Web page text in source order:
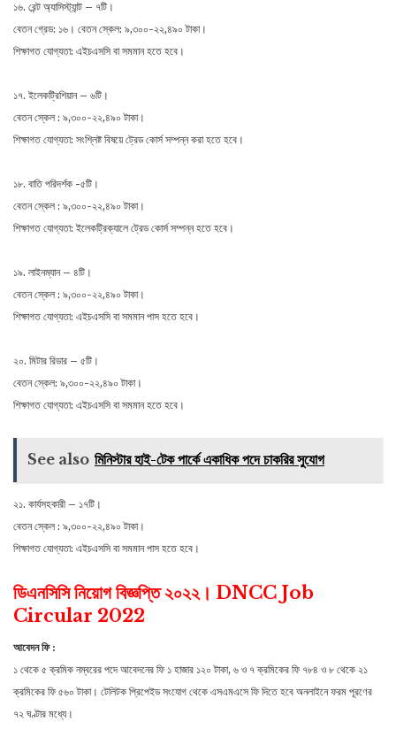
১৬. রেন্ট অ্যাসিস্ট্যান্ট – ৭টি।
বেতন গ্রেড: ১৬। বেতন স্কেল: ৯,৩০০-২২,৪৯০ টাকা।
শিক্ষাগত যোগ্যতা: এইচএসসি বা সমমান হতে হবে।
১৭. ইলেকট্রিশিয়ান – ৬টি।
বেতন স্কেল : ৯,৩০০-২২,৪৯০ টাকা।
শিক্ষাগত যোগ্যতা: সংশ্লিষ্ট বিষয়ে ট্রেড কোর্স সম্পন্ন করা হতে হবে।
১৮. বাতি পরিদর্শক -৫টি।
বেতন স্কেল : ৯,৩০০-২২,৪৯০ টাকা।
শিক্ষাগত যোগ্যতা: ইলেকট্রিক্যালে ট্রেড কোর্স সম্পন্ন হতে হবে।
১৯. লাইনম্যান – ৪টি।
বেতন স্কেল : ৯,৩০০-২২,৪৯০ টাকা।
শিক্ষাগত যোগ্যতা: এইচএসসি বা সমমান পাস হতে হবে।
২০. মিটার রিডার – ৫টি।
বেতন স্কেল: ৯,৩০০-২২,৪৯০ টাকা।
শিক্ষাগত যোগ্যতা: এইচএসসি বা সমমান হতে হবে।
See also মিনিস্টার হাই-টেক পার্কে একাধিক পদে চাকরির সুযোগ
২১. কার্যসহকারী – ১৭টি।
বেতন স্কেল : ৯,৩০০-২২,৪৯০ টাকা।
শিক্ষাগত যোগ্যতা: এইচএসসি বা সমমান পাস হতে হবে।
ডিএনসিসি নিয়োগ বিজ্ঞপ্তি ২০২২। DNCC Job
Circular 2022
আবেদন ফি :
১ থেকে ৫ ক্রমিক নম্বরের পদে আবেদনের ফি ১ হাজার ১২০ টাকা, ৬ ও ৭ ক্রমিকের ফি ৭৮৪ ও ৮ থেকে ২১
ক্রমিকের ফি ৫৬০ টাকা। টেলিটক প্রিপেইড সংযোগ থেকে এসএমএসে ফি দিতে হবে অনলাইনে ফরম পূরণের
৭২ ঘণ্টার মধ্যে।